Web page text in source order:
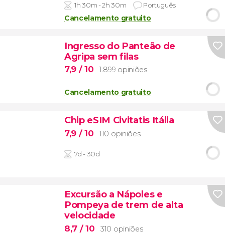
1h 30m - 2h 30m Português
Cancelamento gratuito
Ingresso do Panteão de
Agripa sem filas
7,9 / 10 1.899 opiniões
Cancelamento gratuito
Chip eSIM Civitatis Itália
7,9 / 10 110 opiniões
7d - 30d
Excursão a Nápoles e
Pompeya de trem de alta
velocidade
8,7 / 10 310 opiniões